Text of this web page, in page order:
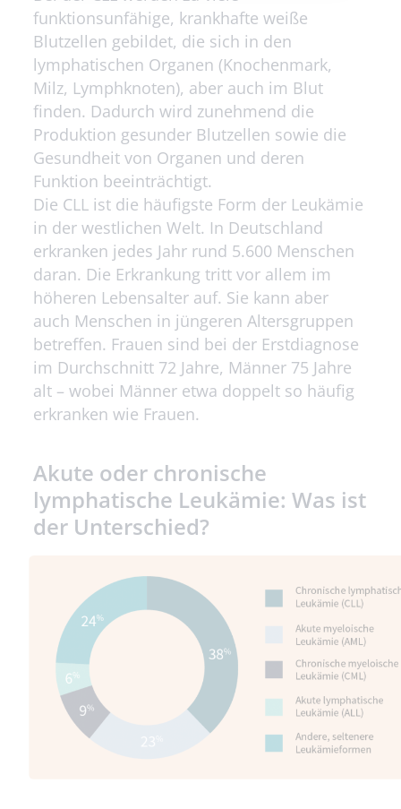
funktionsunfähige, krankhafte weiße
Blutzellen gebildet, die sich in den
lymphatischen Organen (Knochenmark,
Milz, Lymphknoten), aber auch im Blut
finden. Dadurch wird zunehmend die
Produktion gesunder Blutzellen sowie die
Gesundheit von Organen und deren
Funktion beeinträchtigt.
Die CLL ist die häufigste Form der Leukämie
in der westlichen Welt. In Deutschland
erkranken jedes Jahr rund 5.600 Menschen
daran. Die Erkrankung tritt vor allem im
höheren Lebensalter auf. Sie kann aber
auch Menschen in jüngeren Altersgruppen
betreffen. Frauen sind bei der Erstdiagnose
im Durchschnitt 72 Jahre, Männer 75 Jahre
alt – wobei Männer etwa doppelt so häufig
erkranken wie Frauen.
Akute oder chronische
lymphatische Leukämie: Was ist
der Unterschied?